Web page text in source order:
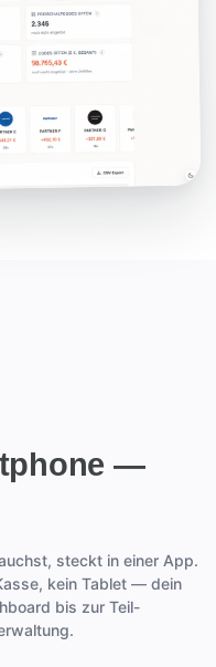
—
steckt in einer App.
kein Tablet — dein
bis zur Teil-